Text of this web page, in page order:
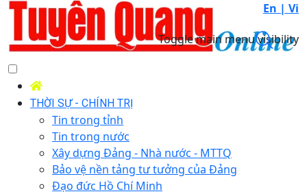
En | Vi
Toggle main menu visibility
THỜI SỰ - CHÍNH TRỊ
Tin trong tỉnh
Tin trong nước
Xây dựng Đảng - Nhà nước - MTTQ
Bảo vệ nền tảng tư tưởng của Đảng
Đạo đức Hồ Chí Minh